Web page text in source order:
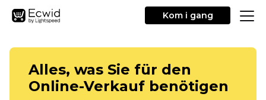
Kom i gang
Alles, was Sie für den
Online-Verkauf benötigen